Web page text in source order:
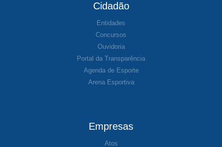
Cidadão
Entidades
Concursos
Ouvidoria
Portal da Transparência
Agenda de Esporte
Arena Esportiva
Empresas
Atos